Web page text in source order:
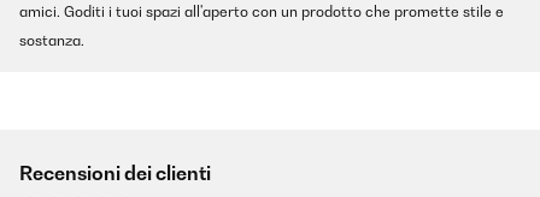
amici. Goditi i tuoi spazi all'aperto con un prodotto che promette stile e
sostanza.
Recensioni dei clienti